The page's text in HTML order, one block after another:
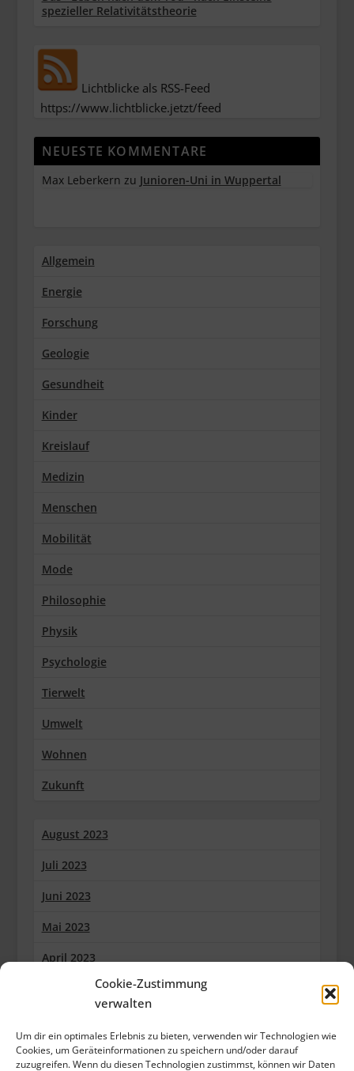
Cookie-Zustimmung
verwalten
Um dir ein optimales Erlebnis zu bieten, verwenden wir Technologien wie
Cookies, um Geräteinformationen zu speichern und/oder darauf
zuzugreifen. Wenn du diesen Technologien zustimmst, können wir Daten
spezieller Relativitätstheorie
Lichtblicke als RSS-Feed
https://www.lichtblicke.jetzt/feed
NEUESTE KOMMENTARE
Max Leberkern zu Junioren-Uni in Wuppertal
Allgemein
Energie
Forschung
Geologie
Gesundheit
Kinder
Kreislauf
Medizin
Menschen
Mobilität
Mode
Philosophie
Physik
Psychologie
Tierwelt
Umwelt
Wohnen
Zukunft
August 2023
Juli 2023
Juni 2023
Mai 2023
April 2023
März 2023
Januar 2023